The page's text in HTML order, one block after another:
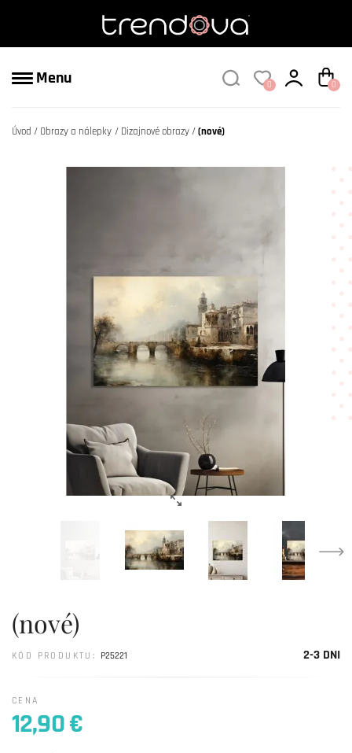
Menu 0 0
Úvod Obrazy a nálepky Dizajnové obrazy (nové)
(nové)
2-3 DNI
KÓD PRODUKTU: P25221
CENA
12,90 €